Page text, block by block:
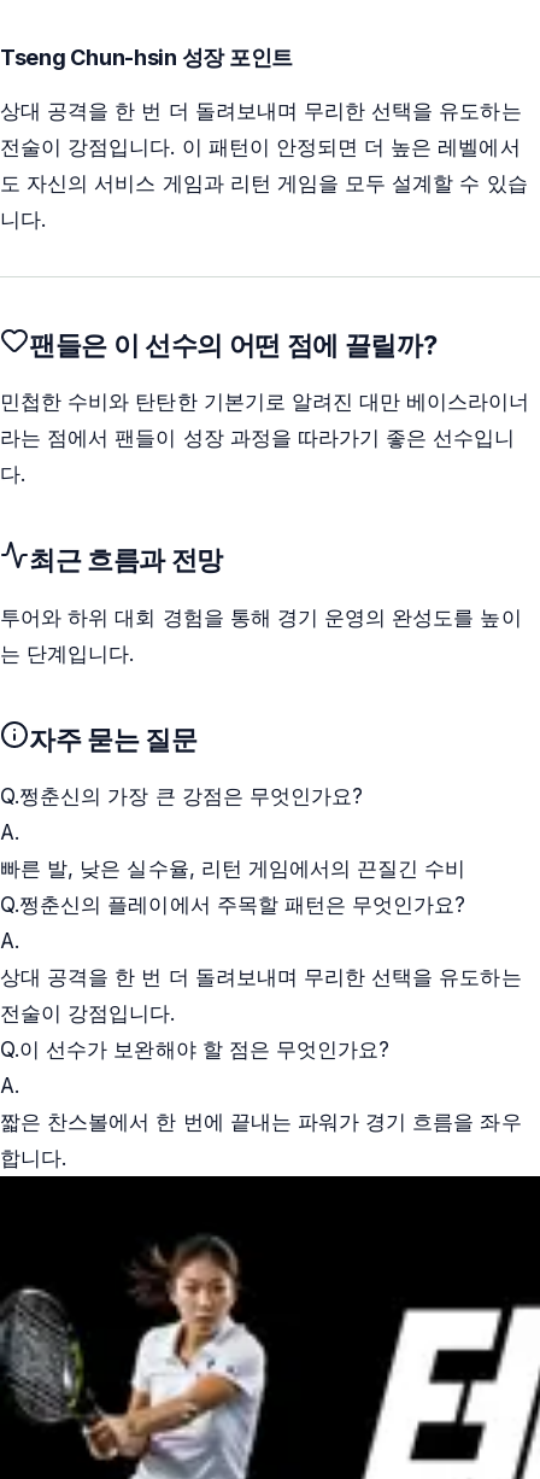
Tseng Chun-hsin 성장 포인트
상대 공격을 한 번 더 돌려보내며 무리한 선택을 유도하는
전술이 강점입니다. 이 패턴이 안정되면 더 높은 레벨에서
도 자신의 서비스 게임과 리턴 게임을 모두 설계할 수 있습
니다.
팬들은 이 선수의 어떤 점에 끌릴까?
민첩한 수비와 탄탄한 기본기로 알려진 대만 베이스라이너
라는 점에서 팬들이 성장 과정을 따라가기 좋은 선수입니
다.
최근 흐름과 전망
투어와 하위 대회 경험을 통해 경기 운영의 완성도를 높이
는 단계입니다.
자주 묻는 질문
Q.쩡춘신의 가장 큰 강점은 무엇인가요?
A.
빠른 발, 낮은 실수율, 리턴 게임에서의 끈질긴 수비
Q.쩡춘신의 플레이에서 주목할 패턴은 무엇인가요?
A.
상대 공격을 한 번 더 돌려보내며 무리한 선택을 유도하는
전술이 강점입니다.
Q.이 선수가 보완해야 할 점은 무엇인가요?
A.
짧은 찬스볼에서 한 번에 끝내는 파워가 경기 흐름을 좌우
합니다.